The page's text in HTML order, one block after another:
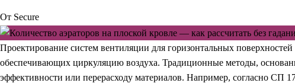
От Secure
Проектирование систем вентиляции для горизонтальных
обеспечивающих циркуляцию воздуха. Традиционные методы,
эффективности или перерасходу материалов. Например, согласно СП